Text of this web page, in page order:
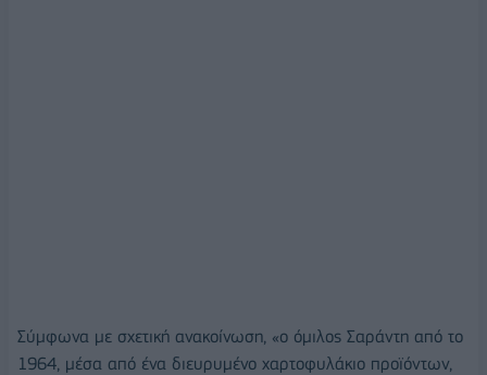
Σύμφωνα με σχετική ανακοίνωση, «ο όμιλος Σαράντη από το
1964, μέσα από ένα διευρυμένο χαρτοφυλάκιο προϊόντων,